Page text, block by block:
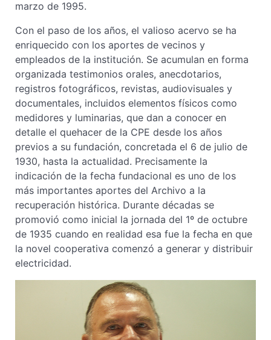
marzo de 1995.
Con el paso de los años, el valioso acervo se ha
enriquecido con los aportes de vecinos y
empleados de la institución. Se acumulan en forma
organizada testimonios orales, anecdotarios,
registros fotográficos, revistas, audiovisuales y
documentales, incluidos elementos físicos como
medidores y luminarias, que dan a conocer en
detalle el quehacer de la CPE desde los años
previos a su fundación, concretada el 6 de julio de
1930, hasta la actualidad. Precisamente la
indicación de la fecha fundacional es uno de los
más importantes aportes del Archivo a la
recuperación histórica. Durante décadas se
promovió como inicial la jornada del 1º de octubre
de 1935 cuando en realidad esa fue la fecha en que
la novel cooperativa comenzó a generar y distribuir
electricidad.